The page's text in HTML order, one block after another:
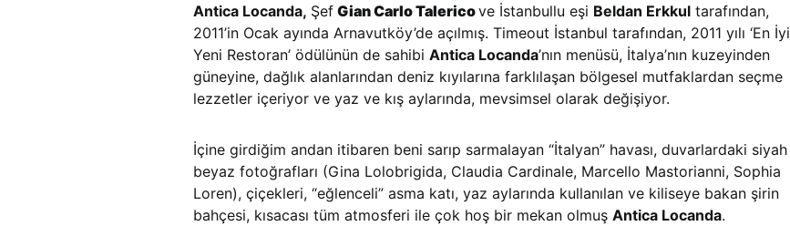
Antica Locanda, Şef Gian Carlo Talericove İstanbullu eşi Beldan Erkkul tarafından,
2011’in Ocak ayında Arnavutköy’de açılmış. Timeout İstanbul tarafından, 2011 yılı ‘En İyi
Yeni Restoran’ ödülünün de sahibi Antica Locanda’nın menüsü, İtalya’nın kuzeyinden
güneyine, dağlık alanlarından deniz kıyılarına farklılaşan bölgesel mutfaklardan seçme
lezzetler içeriyor ve yaz ve kış aylarında, mevsimsel olarak değişiyor.
İçine girdiğim andan itibaren beni sarıp sarmalayan “İtalyan” havası, duvarlardaki siyah
beyaz fotoğrafları (Gina Lolobrigida, Claudia Cardinale, Marcello Mastorianni, Sophia
Loren), çiçekleri, “eğlenceli” asma katı, yaz aylarında kullanılan ve kiliseye bakan şirin
bahçesi, kısacası tüm atmosferi ile çok hoş bir mekan olmuş Antica Locanda.